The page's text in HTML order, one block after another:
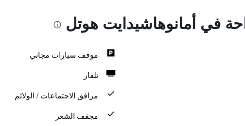
في أمانوهاشيدايت هوتل
موقف سيارات مجاني
تلفاز
مرافق الاجتماعات / الولائم
مجفف الشعر